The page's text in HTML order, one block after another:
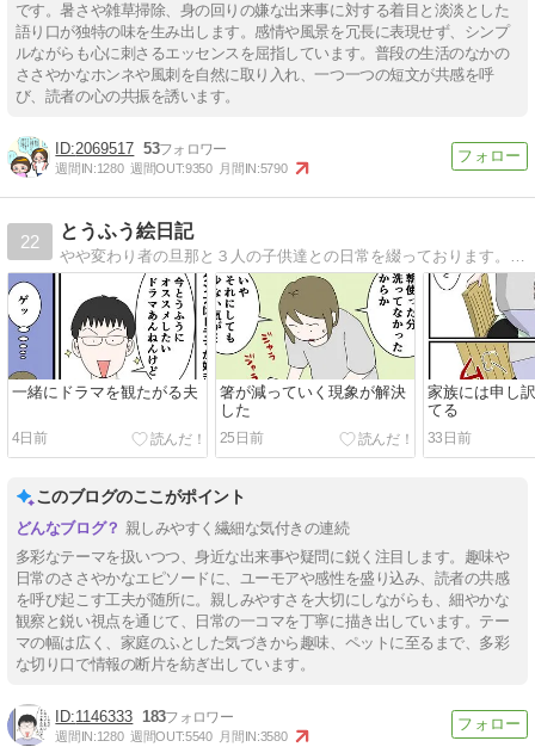
です。暑さや雑草掃除、身の回りの嫌な出来事に対する着目と淡淡とした
語り口が独特の味を生み出します。感情や風景を冗長に表現せず、シンプ
ルながらも心に刺さるエッセンスを屈指しています。普段の生活のなかの
ささやかなホンネや風刺を自然に取り入れ、一つ一つの短文が共感を呼
び、読者の心の共振を誘います。
2069517 53
週間IN:1280 週間OUT:9350 月間IN:5790
22
とうふう絵日記
一緒にドラマを観たがる夫
4日前
箸が減っていく現象が解決
した
25日前
家族には申し
てる
33日前
このブログのここがポイント
親しみやすく繊細な気付きの連続
多彩なテーマを扱いつつ、身近な出来事や疑問に鋭く注目します。趣味や
日常のささやかなエピソードに、ユーモアや感性を盛り込み、読者の共感
を呼び起こす工夫が随所に。親しみやすさを大切にしながらも、細やかな
観察と鋭い視点を通じて、日常の一コマを丁寧に描き出しています。テー
マの幅は広く、家庭のふとした気づきから趣味、ペットに至るまで、多彩
な切り口で情報の断片を紡ぎ出しています。
1146333 183
週間IN:1280 週間OUT:5540 月間IN:3580